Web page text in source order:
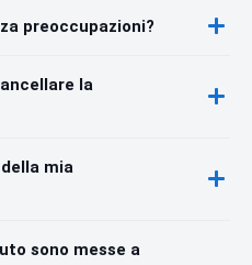
preoccupazioni?
la
mia
sono messe a